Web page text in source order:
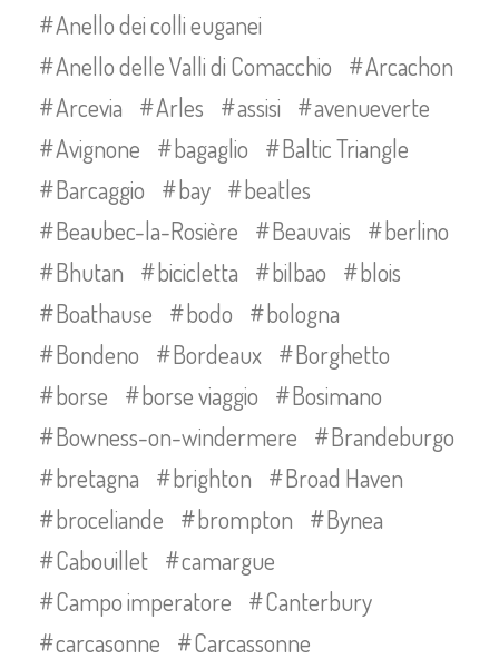
Anello dei colli euganei
Anello delle Valli di Comacchio
Arcachon
Arcevia
Arles assisi
avenueverte
Avignone
bagaglio
Baltic Triangle
Barcaggio
bay
beatles
Beaubec-la-Rosière
Beauvais
berlino
Bhutan
bicicletta bilbao
blois
Boathause
bodo
bologna
Bondeno
Bordeaux
Borghetto
borse
borse viaggio
Bosimano
Bowness-on-windermere
Brandeburgo
bretagna
brighton
Broad Haven
broceliande
brompton
Bynea
Cabouillet
camargue
Campo imperatore
Canterbury
carcasonne
Carcassonne